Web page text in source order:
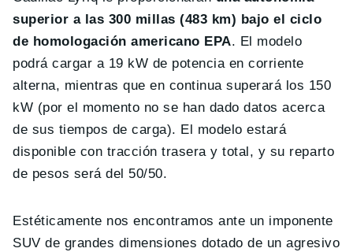
superior a las 300 millas (483 km) bajo el ciclo
de homologación americano EPA. El modelo
podrá cargar a 19 kW de potencia en corriente
alterna, mientras que en continua superará los 150
kW (por el momento no se han dado datos acerca
de sus tiempos de carga). El modelo estará
disponible con tracción trasera y total, y su reparto
de pesos será del 50/50.
Estéticamente nos encontramos ante un imponente
SUV de grandes dimensiones dotado de un agresivo